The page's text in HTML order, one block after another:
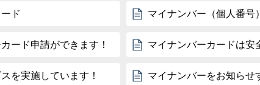
ド マイナンバー（個人番号
ード申請ができます！ マイナンバーカードは安
を実施しています！ マイナンバーをお知らせ